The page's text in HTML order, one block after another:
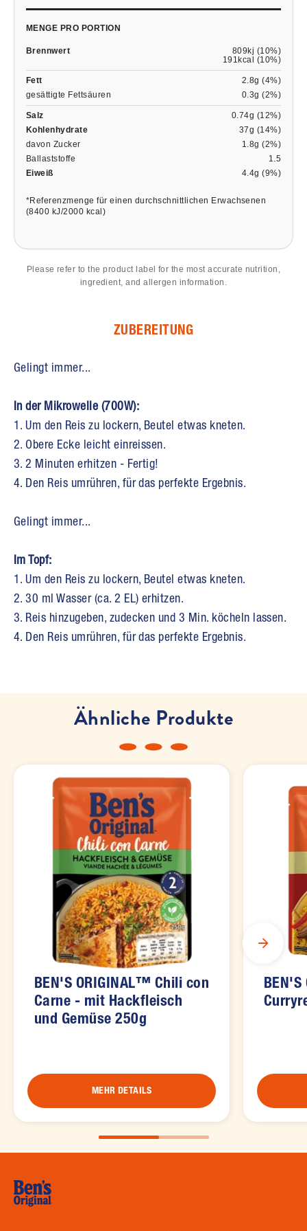
MENGE PRO PORTION
Brennwert
809kj (10%)
191kcal (10%)
Fett
2.8g (4%)
gesättigte Fettsäuren
0.3g (2%)
Salz
0.74g (12%)
Kohlenhydrate
37g (14%)
davon Zucker
1.8g (2%)
Ballaststoffe
1.5
Eiweiß
4.4g (9%)
*Referenzmenge für einen durchschnittlichen Erwachsenen
(8400 kJ/2000 kcal)
Please refer to the product label for the most accurate nutrition,
ingredient, and allergen information.
ZUBEREITUNG
Gelingt immer...
In der Mikrowelle (700W):
1. Um den Reis zu lockern, Beutel etwas kneten.
2. Obere Ecke leicht einreissen.
3. 2 Minuten erhitzen - Fertig!
4. Den Reis umrühren, für das perfekte Ergebnis.
Gelingt immer...
Im Topf:
1. Um den Reis zu lockern, Beutel etwas kneten.
2. 30 ml Wasser (ca. 2 EL) erhitzen.
3. Reis hinzugeben, zudecken und 3 Min. köcheln lassen.
4. Den Reis umrühren, für das perfekte Ergebnis.
Ähnliche Produkte
BEN'S ORIGINAL™ Chili con
Carne - mit Hackfleisch
und Gemüse 250g
MEHR DETAILS